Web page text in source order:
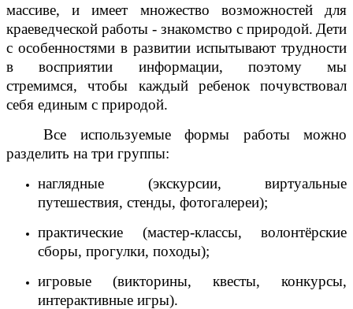
массиве, и имеет множество возможностей для
краеведческой работы - знакомство с природой. Дети
с особенностями в развитии испытывают трудности
в восприятии информации, поэтому мы
стремимся, чтобы каждый ребенок почувствовал
себя единым с природой.
Все используемые формы работы можно
разделить на три группы:
наглядные (экскурсии, виртуальные
путешествия, стенды, фотогалереи);
практические (мастер-классы, волонтёрские
сборы, прогулки, походы);
игровые (викторины, квесты, конкурсы,
интерактивные игры).